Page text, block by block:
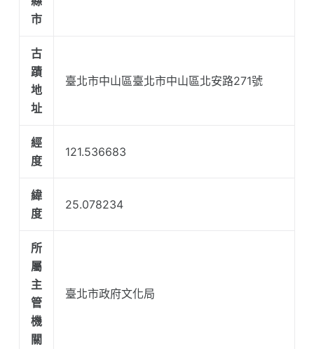
市
古
蹟
地
址
臺北市中山區臺北市中山區北安路271號
經
度
121.536683
緯
度
25.078234
所
屬
主
管
機
關
臺北市政府文化局